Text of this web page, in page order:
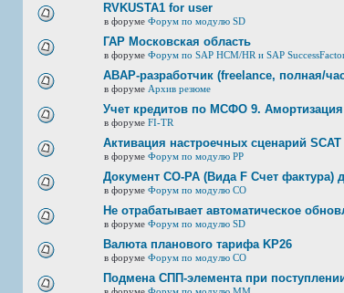
RVKUSTA1 for user
в форуме Форум по модулю SD
ГАР Московская область
в форуме Форум по SAP HCM/HR и SAP
ABAP-разработчик (freelance, полная/
в форуме Архив резюме
Учет кредитов по МСФО 9.
в форуме FI-TR
Активация настроечных сценарий SCAT
в форуме Форум по модулю РР
Документ CO-PA (Вида F Счет фактура)
в форуме Форум по модулю СО
Не отрабатывает автоматическое
в форуме Форум по модулю SD
Валюта планового тарифа KP26
в форуме Форум по модулю СО
Подмена СПП-элемента при